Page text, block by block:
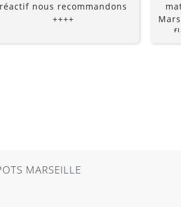
réactif nous recommandons
++++
MARSEILLE